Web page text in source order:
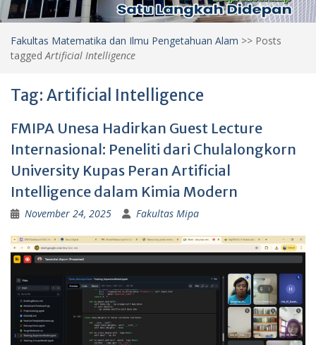
Fakultas Matematika dan Ilmu Pengetahuan Alam >> Posts
tagged Artificial Intelligence
Tag: Artificial Intelligence
FMIPA Unesa Hadirkan Guest Lecture
Internasional: Peneliti dari Chulalongkorn
University Kupas Peran Artificial
Intelligence dalam Kimia Modern
November 24, 2025 Fakultas Mipa